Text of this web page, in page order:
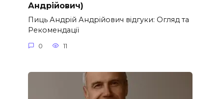
Андрійович)
Пиць Андрій Андрійович відгуки: Огляд та
Рекомендації
0 11